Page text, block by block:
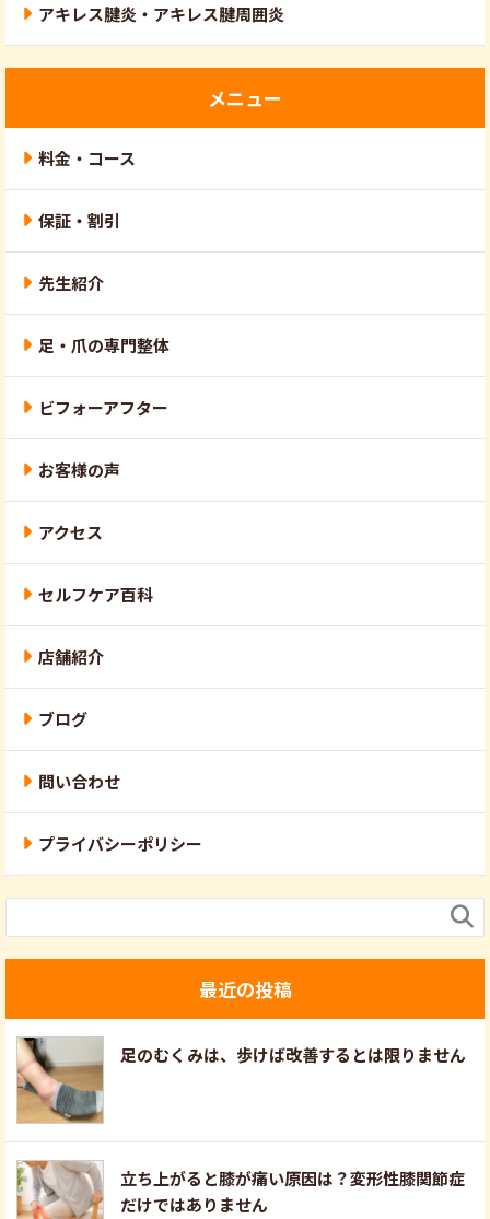
アキレス腱炎・アキレス腱周囲炎
メニュー
料金・コース
保証・割引
先生紹介
足・爪の専門整体
ビフォーアフター
お客様の声
アクセス
セルフケア百科
店舗紹介
ブログ
問い合わせ
プライバシーポリシー

最近の投稿
足のむくみは、歩けば改善するとは限りません
立ち上がると膝が痛い原因は？変形性膝関節症
だけではありません